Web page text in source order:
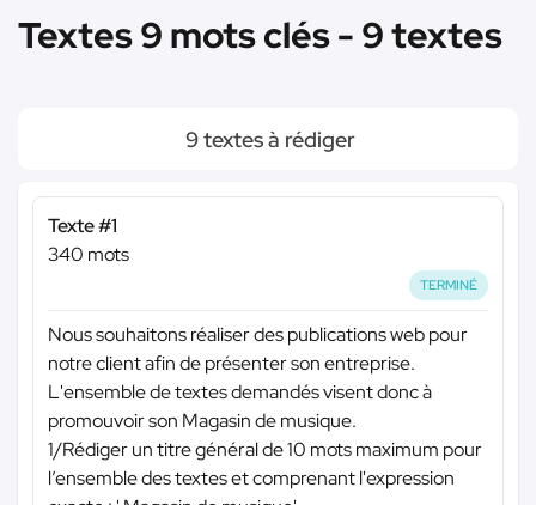
Textes 9 mots clés - 9 textes
9 textes à rédiger
Texte #1
340 mots
TERMINÉ
Nous souhaitons réaliser des publications web pour
notre client afin de présenter son entreprise.
L'ensemble de textes demandés visent donc à
promouvoir son Magasin de musique.
1/Rédiger un titre général de 10 mots maximum pour
l’ensemble des textes et comprenant l'expression